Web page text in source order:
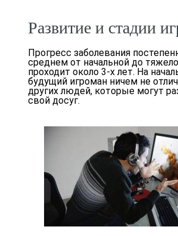
Развитие и стадии
Прогресс заболевания
среднем от начальной до
проходит около 3-х лет. На
будущий игроман ничем не
других людей, которые могут
свой досуг.